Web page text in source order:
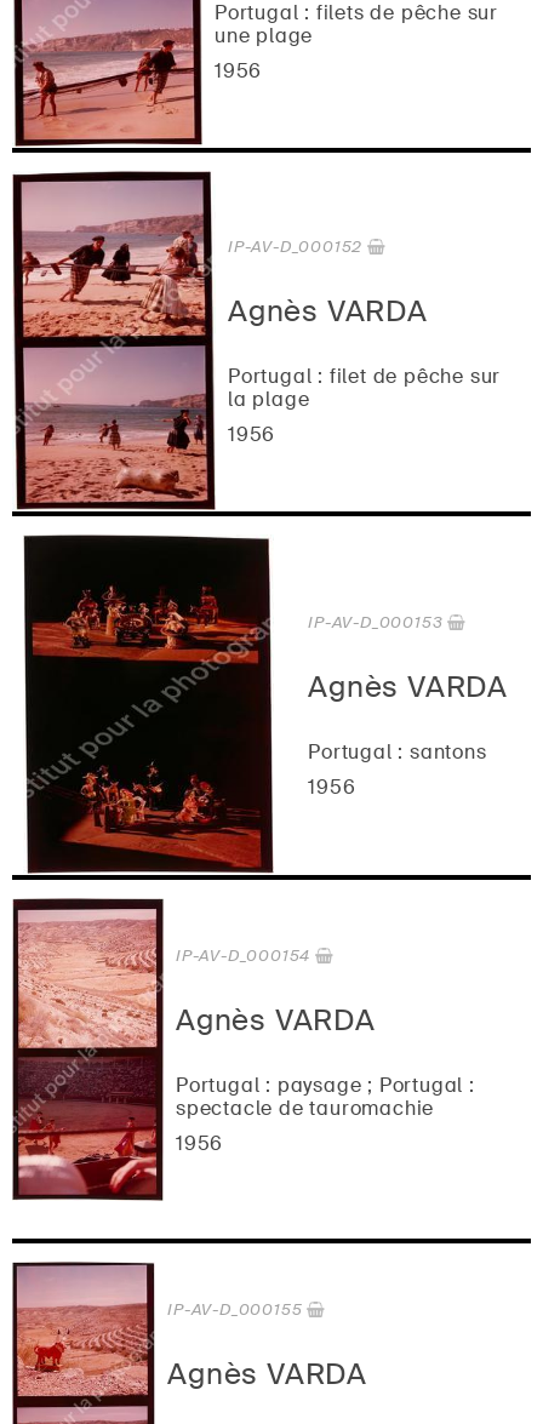
Portugal : filets de pêche sur
une plage
1956
Agnès VARDA
Portugal : filet de pêche sur
la plage
1956
IP-AV-D_000152
Agnès VARDA
Portugal : santons
1956
IP-AV-D_000153
Agnès VARDA
Portugal : paysage ; Portugal :
spectacle de tauromachie
1956
IP-AV-D_000154
Agnès VARDA
IP-AV-D_000155